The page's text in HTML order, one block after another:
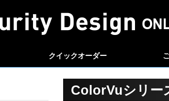
クイックオーダー
ColorVuシリー